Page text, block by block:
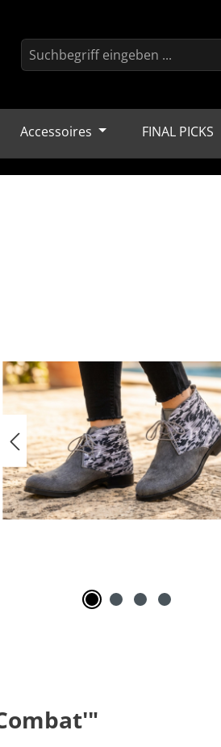
Accessoires FINAL PICKS